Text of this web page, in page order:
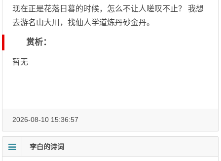
现在正是花落日暮的时候，怎么不让人嗟叹不止？ 我想
去游名山大川，找仙人学道炼丹砂金丹。
赏析：
暂无
2026-08-10 15:36:57
李白的诗词